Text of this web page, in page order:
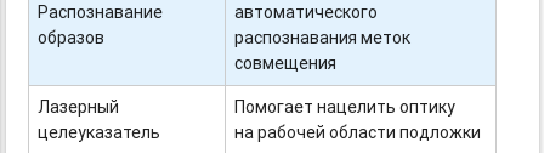
Распознавание
образов
автоматического
распознавания меток
совмещения
Лазерный
целеуказатель
Помогает нацелить оптику
на рабочей области подложки